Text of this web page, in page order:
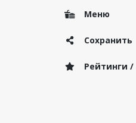
Меню
Сохранить
Рейтинги / Отзывы